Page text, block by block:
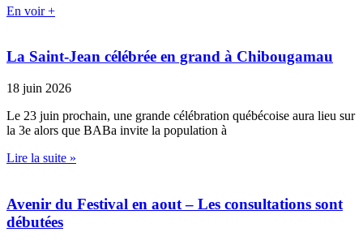
En voir +
La Saint-Jean célébrée en grand à Chibougamau
18 juin 2026
Le 23 juin prochain, une grande célébration québécoise aura lieu sur
la 3e alors que BABa invite la population à
Lire la suite »
Avenir du Festival en aout – Les consultations sont
débutées